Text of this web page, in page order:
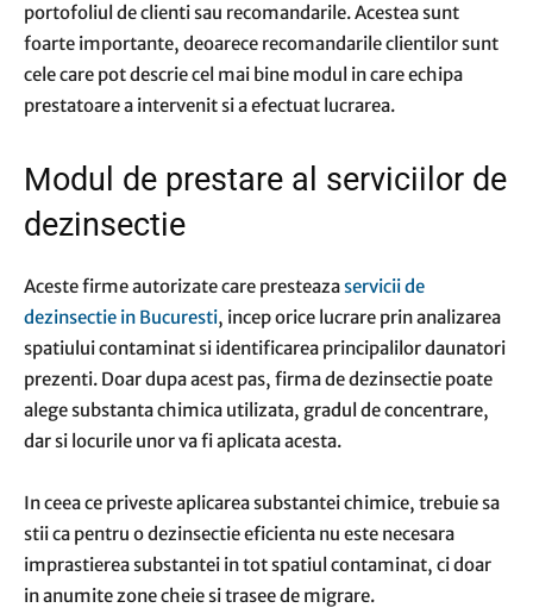
portofoliul de clienti sau recomandarile. Acestea sunt
foarte importante, deoarece recomandarile clientilor sunt
cele care pot descrie cel mai bine modul in care echipa
prestatoare a intervenit si a efectuat lucrarea.
Modul de prestare al serviciilor de
dezinsectie
Aceste firme autorizate care presteazaservicii de
dezinsectie in Bucuresti, incep orice lucrare prin analizarea
spatiului contaminat si identificarea principalilor daunatori
prezenti. Doar dupa acest pas, firma de dezinsectie poate
alege substanta chimica utilizata, gradul de concentrare,
dar si locurile unor va fi aplicata acesta.
In ceea ce priveste aplicarea substantei chimice, trebuie sa
stii ca pentru o dezinsectie eficienta nu este necesara
imprastierea substantei in tot spatiul contaminat, ci doar
in anumite zone cheie si trasee de migrare.